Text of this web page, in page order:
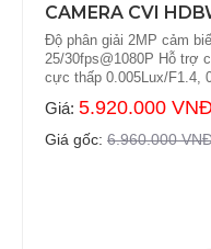
CAMERA CVI
Độ phân giải 2MP cảm
25/30fps@1080P Hỗ trợ
cực thấp 0.005Lux/F1.4,
Giá: 5.920.000
Giá gốc: 6.960.000